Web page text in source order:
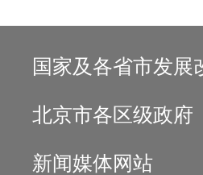
国家及各省市发展
北京市各区级政府
新闻媒体网站